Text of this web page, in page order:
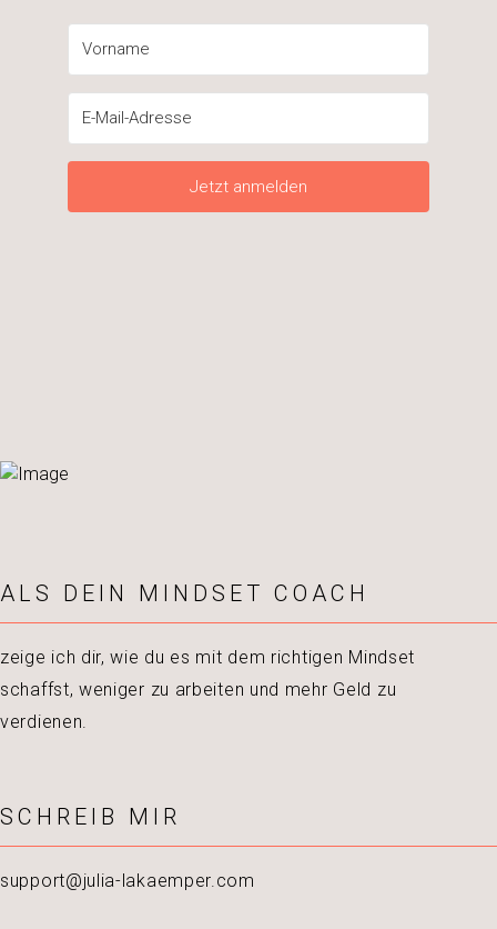
Jetzt anmelden
ALS DEIN MINDSET COACH
zeige ich dir, wie du es mit dem richtigen Mindset
schaffst, weniger zu arbeiten und mehr Geld zu
verdienen.
SCHREIB MIR
support@julia-lakaemper.com